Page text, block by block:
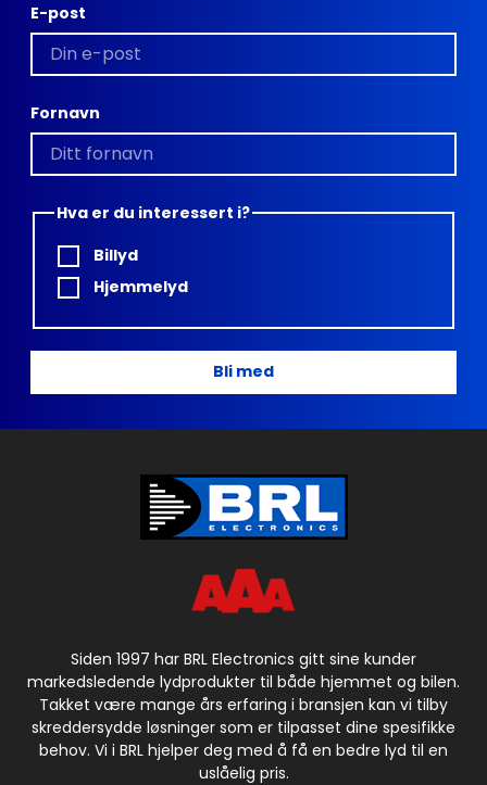
E-post
Fornavn
Hva er du interessert i?
Billyd
Hjemmelyd
Bli med
Siden 1997 har BRL Electronics gitt sine kunder
markedsledende lydprodukter til både hjemmet og bilen.
Takket være mange års erfaring i bransjen kan vi tilby
skreddersydde løsninger som er tilpasset dine spesifikke
behov. Vi i BRL hjelper deg med å få en bedre lyd til en
uslåelig pris.